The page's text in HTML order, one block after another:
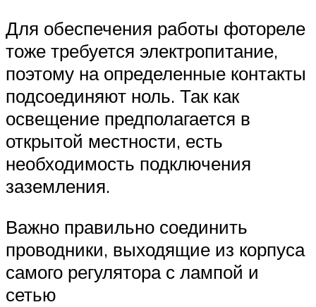
Для обеспечения работы фотореле
тоже требуется электропитание,
поэтому на определенные контакты
подсоединяют ноль. Так как
освещение предполагается в
открытой местности, есть
необходимость подключения
заземления.
Важно правильно соединить
проводники, выходящие из корпуса
самого регулятора с лампой и
сетью